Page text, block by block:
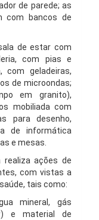
de parede; as
com bancos de
de estar com
com pias e
com geladeiras,
de microondas;
em granito),
mobiliada com
para desenho,
de informática
e mesas.
realiza ações de
com vistas a
tais como:
mineral, gás
e material de